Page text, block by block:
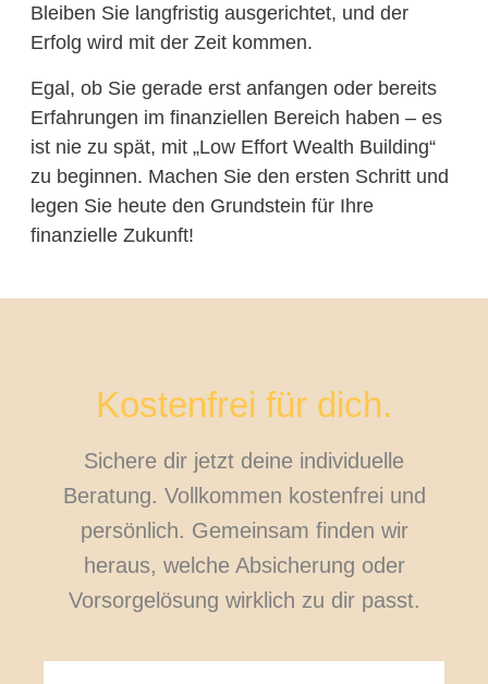
Bleiben Sie langfristig ausgerichtet, und der
Erfolg wird mit der Zeit kommen.
Egal, ob Sie gerade erst anfangen oder bereits
Erfahrungen im finanziellen Bereich haben – es
ist nie zu spät, mit „Low Effort Wealth Building“
zu beginnen. Machen Sie den ersten Schritt und
legen Sie heute den Grundstein für Ihre
finanzielle Zukunft!
Kostenfrei für dich.
Sichere dir jetzt deine individuelle
Beratung. Vollkommen kostenfrei und
persönlich. Gemeinsam finden wir
heraus, welche Absicherung oder
Vorsorgelösung wirklich zu dir passt.